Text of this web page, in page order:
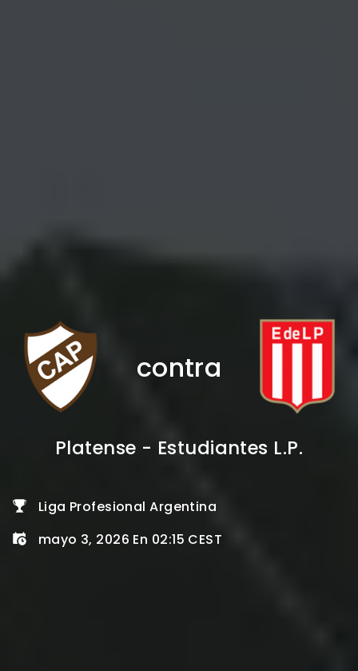
contra
Platense - Estudiantes L.P.
Liga Profesional Argentina
mayo 3, 2026 En 02:15 CEST